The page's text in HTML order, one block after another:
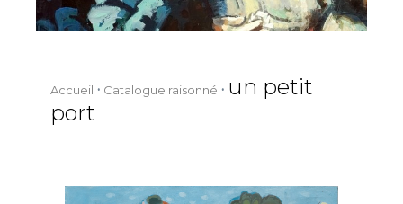
Accueil Catalogue raisonné
un petit
port